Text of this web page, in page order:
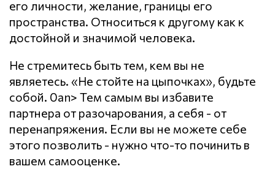
его личности, желание, границы его
пространства. Относиться к другому как к
достойной и значимой человека.
Не стремитесь быть тем, кем вы не
являетесь. «Не стойте на цыпочках», будьте
собой. 0an> Тем самым вы избавите
партнера от разочарования, а себя - от
перенапряжения. Если вы не можете себе
этого позволить - нужно что-то починить в
вашем самооценке.